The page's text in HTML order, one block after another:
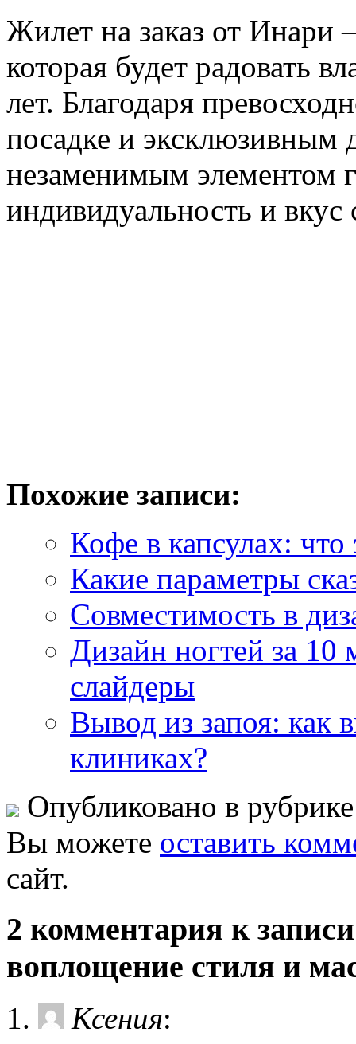
Жилет на заказ от Инари
которая будет радовать
лет. Благодаря
посадке и эксклюзивным
незаменимым элементом
индивидуальность и вкус
Похожие записи:
Кофе в капсулах:
Какие параметры
Совместимость в
Дизайн ногтей за 10
слайдеры
Вывод из запоя: как
клиниках?
Опубликовано в
Вы можете оставить
сайт.
2 комментария к
воплощение стиля и
Ксения: